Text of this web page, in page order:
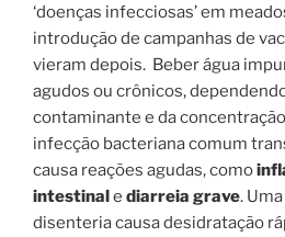
‘doenças infecciosas’ em
introdução de campanhas de
vieram depois. Beber água
agudos ou crônicos,
contaminante e da
infecção bacteriana comum
causa reações agudas, como
intestinale diarreia grave.
disenteria causa desidratação